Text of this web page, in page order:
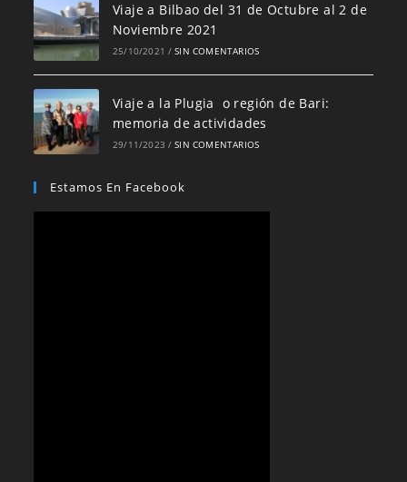
Viaje a Bilbao del 31 de Octubre al 2 de
Noviembre 2021
25/10/2021 / SIN COMENTARIOS
Viaje a la Plugia o región de Bari:
memoria de actividades
29/11/2023 / SIN COMENTARIOS
Estamos En Facebook